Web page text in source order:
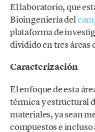
El laboratorio, que
Bioingeniería del
plataforma de
dividido en tres áreas
Caracterización
El enfoque de esta
térmica y estructural
materiales, ya sean
compuestos e incluso